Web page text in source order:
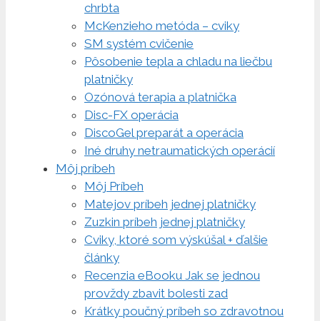
chrbta
McKenzieho metóda – cviky
SM systém cvičenie
Pôsobenie tepla a chladu na liečbu
platničky
Ozónová terapia a platnička
Disc-FX operácia
DiscoGel preparát a operácia
Iné druhy netraumatických operácií
Môj príbeh
Môj Príbeh
Matejov príbeh jednej platničky
Zuzkin príbeh jednej platničky
Cviky, ktoré som výskúšal + ďalšie
články
Recenzia eBooku Jak se jednou
provždy zbavit bolesti zad
Krátky poučný príbeh so zdravotnou